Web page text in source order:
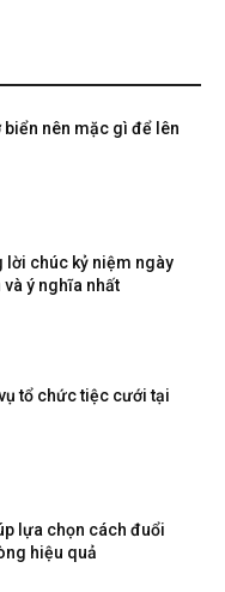
biển nên mặc gì để lên
lời chúc kỷ niệm ngày
ý nghĩa nhất
tổ chức tiệc cưới tại
lựa chọn cách đuổi
hiệu quả